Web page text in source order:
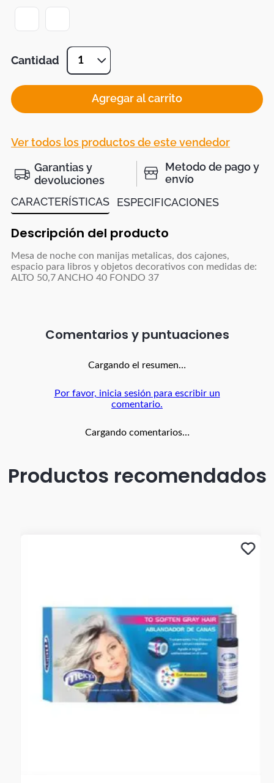
Cantidad 1
Agregar al carrito
Ver todos los productos de este vendedor
Garantias y
devoluciones
Metodo de pago y
envío
CARACTERÍSTICAS
ESPECIFICACIONES
Descripción del producto
Mesa de noche con manijas metalicas, dos cajones,
espacio para libros y objetos decorativos con medidas de:
ALTO 50,7 ANCHO 40 FONDO 37
Comentarios
Cargando el resumen…
Por favor, inicia sesión para escribir un
comentario.
Cargando comentarios…
Productos recomendados